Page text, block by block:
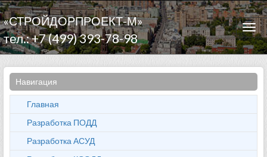
«СТРОЙДОРПРОЕКТ-М»
тел.: +7 (499) 393-78-98
Навигация
Главная
Разработка ПОДД
Разработка АСУД